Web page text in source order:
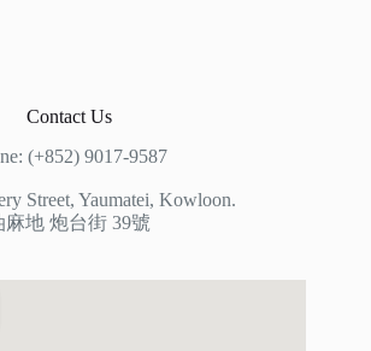
Contact Us
(+852) 9017-9587
Street, Yaumatei, Kowloon.
麻地 炮台街 39號